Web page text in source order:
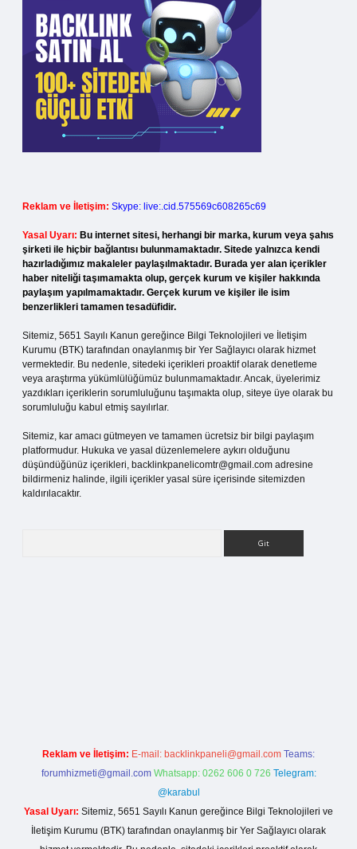
Reklam ve İletişim: Skype: live:.cid.575569c608265c69
Yasal Uyarı: Bu internet sitesi, herhangi bir marka, kurum veya şahıs
şirketi ile hiçbir bağlantısı bulunmamaktadır. Sitede yalnızca kendi
hazırladığımız makaleler paylaşılmaktadır. Burada yer alan içerikler
haber niteliği taşımamakta olup, gerçek kurum ve kişiler hakkında
paylaşım yapılmamaktadır. Gerçek kurum ve kişiler ile isim
benzerlikleri tamamen tesadüfidir.
Sitemiz, 5651 Sayılı Kanun gereğince Bilgi Teknolojileri ve İletişim
Kurumu (BTK) tarafından onaylanmış bir Yer Sağlayıcı olarak hizmet
vermektedir. Bu nedenle, sitedeki içerikleri proaktif olarak denetleme
veya araştırma yükümlülüğümüz bulunmamaktadır. Ancak, üyelerimiz
yazdıkları içeriklerin sorumluluğunu taşımakta olup, siteye üye olarak bu
sorumluluğu kabul etmiş sayılırlar.
Sitemiz, kar amacı gütmeyen ve tamamen ücretsiz bir bilgi paylaşım
platformudur. Hukuka ve yasal düzenlemelere aykırı olduğunu
düşündüğünüz içerikleri, backlinkpanelicomtr@gmail.com adresine
bildirmeniz halinde, ilgili içerikler yasal süre içerisinde sitemizden
kaldırılacaktır.
Reklam ve İletişim: E-mail: backlinkpaneli@gmail.com Teams:
forumhizmeti@gmail.com Whatsapp: 0262 606 0 726 Telegram:
@karabul
Yasal Uyarı: Sitemiz, 5651 Sayılı Kanun gereğince Bilgi Teknolojileri ve
İletişim Kurumu (BTK) tarafından onaylanmış bir Yer Sağlayıcı olarak